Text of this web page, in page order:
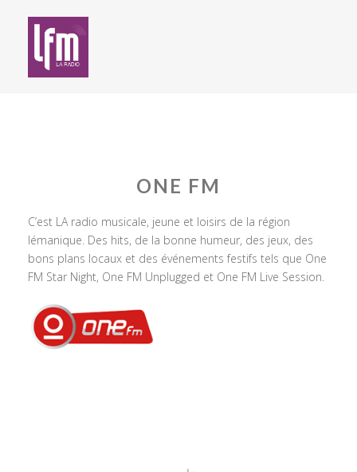
ONE FM
C’est LA radio musicale, jeune et loisirs de la région
lémanique. Des hits, de la bonne humeur, des jeux, des
bons plans locaux et des événements festifs tels que One
FM Star Night, One FM Unplugged et One FM Live Session.